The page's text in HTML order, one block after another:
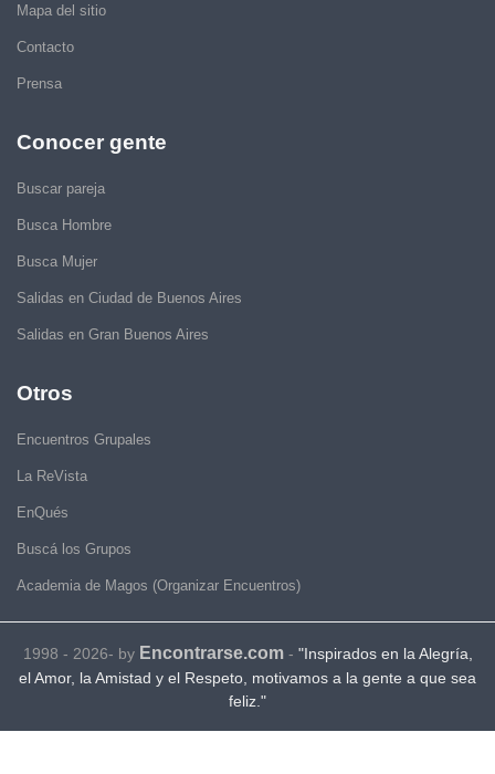
Mapa del sitio
Contacto
Prensa
Conocer gente
Buscar pareja
Busca Hombre
Busca Mujer
Salidas en Ciudad de Buenos Aires
Salidas en Gran Buenos Aires
Otros
Encuentros Grupales
La ReVista
EnQués
Buscá los Grupos
Academia de Magos (Organizar Encuentros)
1998 - 2026- by Encontrarse.com- "Inspirados en la Alegría,
el Amor, la Amistad y el Respeto, motivamos a la gente a que sea
feliz."